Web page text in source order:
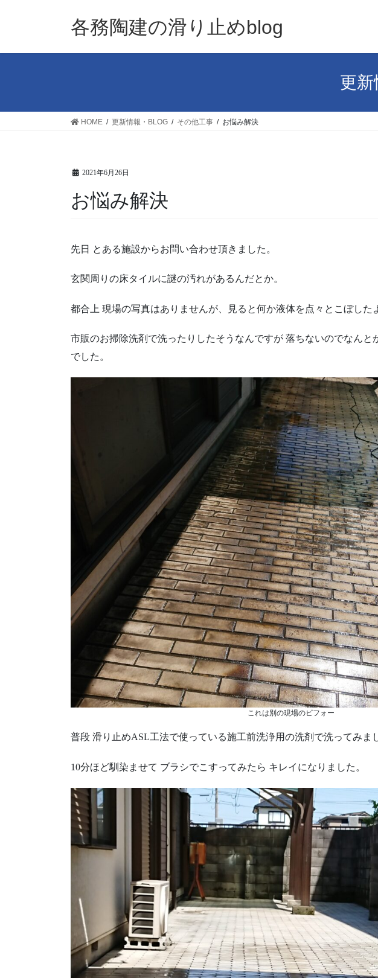
各務陶建の滑り止めblog
更
HOME 更新情報・BLOG その他工事 お悩み解決
2021年6月26日
お悩み解決
先日 とある施設からお問い合わせ頂きました。
玄関周りの床タイルに謎の汚れがあるんだとか。
都合上 現場の写真はありませんが、見ると何か液体を点々とこぼした
市販のお掃除洗剤で洗ったりしたそうなんですが 落ちないのでなん
でした。
これは別の現場のビフォー
普段 滑り止めASL工法で使っている施工前洗浄用の洗剤で洗ってみま
10分ほど馴染ませて ブラシでこすってみたら キレイになりました。